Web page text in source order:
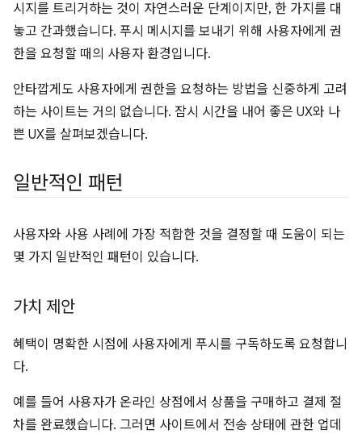
시지를 트리거하는 것이 자연스러운 단계이지만, 한 가지를 대
놓고 간과했습니다. 푸시 메시지를 보내기 위해 사용자에게 권
한을 요청할 때의 사용자 환경입니다.
안타깝게도 사용자에게 권한을 요청하는 방법을 신중하게 고려
하는 사이트는 거의 없습니다. 잠시 시간을 내어 좋은 UX와 나
쁜 UX를 살펴보겠습니다.
일반적인 패턴
사용자와 사용 사례에 가장 적합한 것을 결정할 때 도움이 되는
몇 가지 일반적인 패턴이 있습니다.
가치 제안
혜택이 명확한 시점에 사용자에게 푸시를 구독하도록 요청합니
다.
예를 들어 사용자가 온라인 상점에서 상품을 구매하고 결제 절
차를 완료했습니다. 그러면 사이트에서 전송 상태에 관한 업데